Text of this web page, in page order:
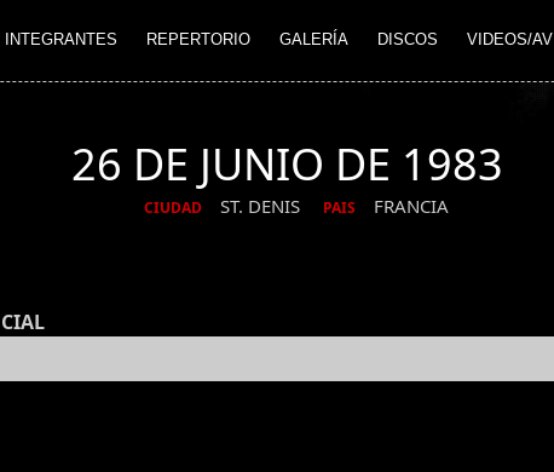
INTEGRANTES REPERTORIO GALERÍA DISCOS VIDEOS/AV
26 DE JUNIO DE 1983
CIUDAD ST. DENIS PAIS FRANCIA